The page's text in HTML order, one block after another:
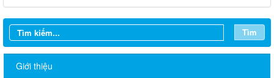
Tìm
Giới thiệu